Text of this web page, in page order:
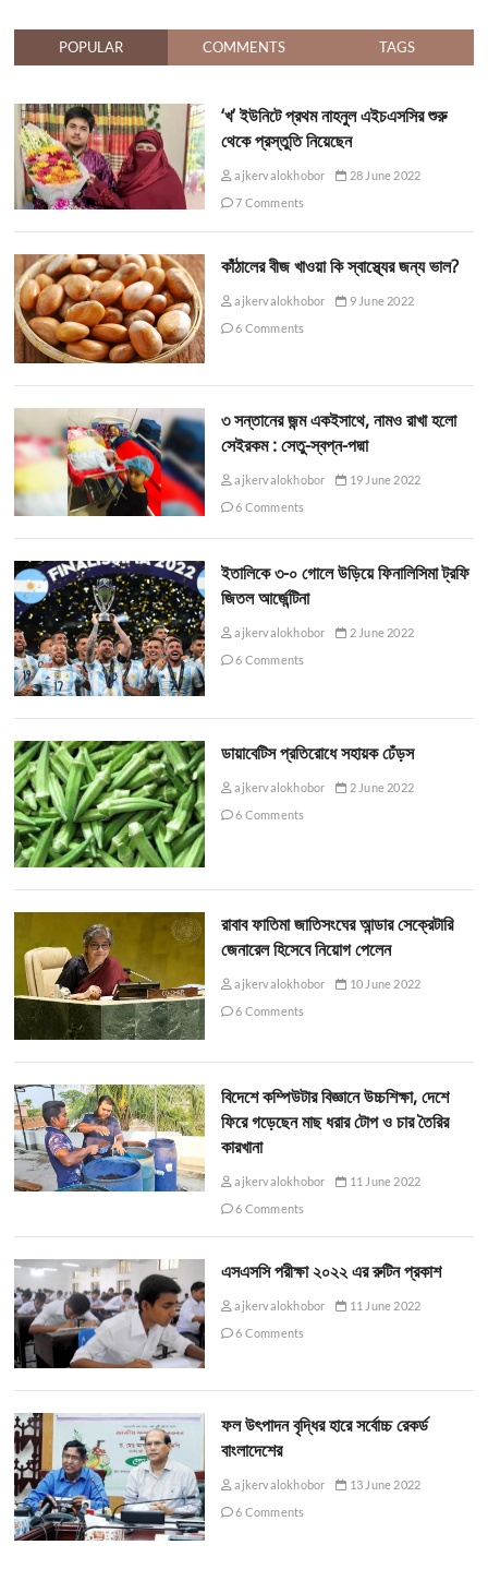
POPULAR COMMENTS TAGS
‘খ’ ইউনিটে প্রথম নাহনুল এইচএসসির শুরু
থেকে প্রস্তুতি নিয়েছেন
ajkervalokhobor
28 June 2022
7 Comments
কাঁঠালের বীজ খাওয়া কি স্বাস্থ্যের জন্য ভাল?
ajkervalokhobor
9 June 2022
6 Comments
৩ সন্তানের জন্ম একইসাথে, নামও রাখা হলো
সেইরকম : সেতু-স্বপ্ন-পদ্মা
ajkervalokhobor
19 June 2022
6 Comments
ইতালিকে ৩-০ গোলে উড়িয়ে ফিনালিসিমা ট্রফি
জিতল আর্জেন্টিনা
ajkervalokhobor
2 June 2022
6 Comments
ডায়াবেটিস প্রতিরোধে সহায়ক ঢেঁড়স
ajkervalokhobor
2 June 2022
6 Comments
রাবাব ফাতিমা জাতিসংঘের আন্ডার সেক্রেটারি
জেনারেল হিসেবে নিয়োগ পেলেন
ajkervalokhobor
10 June 2022
6 Comments
বিদেশে কম্পিউটার বিজ্ঞানে উচ্চশিক্ষা, দেশে
ফিরে গড়েছেন মাছ ধরার টোপ ও চার তৈরির
কারখানা
ajkervalokhobor
11 June 2022
6 Comments
এসএসসি পরীক্ষা ২০২২ এর রুটিন প্রকাশ
ajkervalokhobor
11 June 2022
6 Comments
ফল উৎপাদন বৃদ্ধির হারে সর্বোচ্চ রেকর্ড
বাংলাদেশের
ajkervalokhobor
13 June 2022
6 Comments